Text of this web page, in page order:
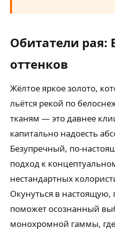
Обитатели рая:
оттенков
Жёлтое яркое золото,
льётся рекой по
тканям — это давнее
капитально надоесть
Безупречный, по-
подход к
нестандартных
Окунуться в
поможет осознанный
монохромной гаммы,